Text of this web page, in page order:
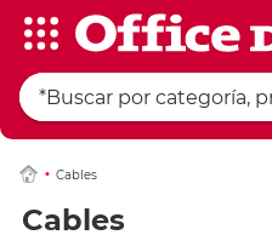
Cables
Cables